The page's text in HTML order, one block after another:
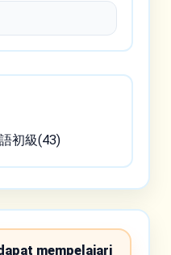
初級(43)
mempelajari